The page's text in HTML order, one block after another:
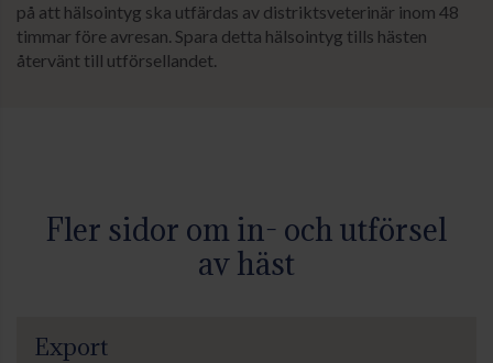
på att hälsointyg ska utfärdas av distriktsveterinär inom 48
timmar före avresan. Spara detta hälsointyg tills hästen
återvänt till utförsellandet.
Fler sidor om in- och utförsel
av häst
Export